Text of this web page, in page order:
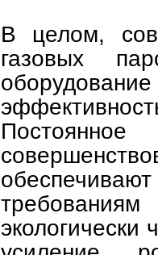
В целом,
газовых
экологически